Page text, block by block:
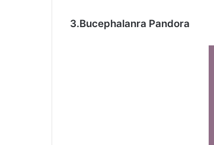
3.Bucephalanra Pandora